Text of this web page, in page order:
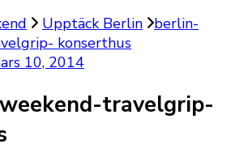
Upptäck Berlin
berlin-
konserthus
10, 2014
travelgrip-